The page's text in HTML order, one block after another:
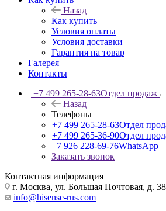
Назад
Как купить
Условия оплаты
Условия доставки
Гарантия на товар
Галерея
Контакты
+7 499 265-28-63Отдел продаж
Назад
Телефоны
+7 499 265-28-63Отдел
+7 499 265-36-90Отдел
+7 926 228-69-76WhatsApp
Заказать звонок
Контактная информация
г. Москва, ул. Большая Почтовая, д.
info@hisense-rus.com